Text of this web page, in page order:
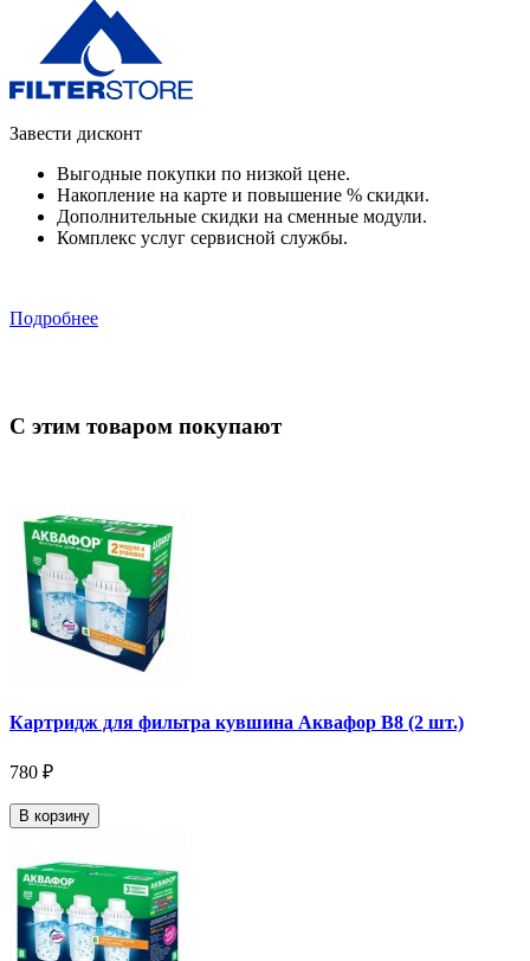
Завести дисконт
Выгодные покупки по низкой цене.
Накопление на карте и повышение % скидки.
Дополнительные скидки на сменные модули.
Комплекс услуг сервисной службы.
Подробнее
С этим товаром покупают
Картридж для фильтра кувшина Аквафор В8 (2 шт.)
780 ₽
В корзину